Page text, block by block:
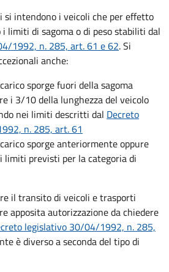
si intendono i veicoli che per effetto
limiti di sagoma o di peso stabiliti dal
1992, n. 285, art. 61 e 62. Si
anche:
sporge fuori della sagoma
i 3/10 della lunghezza del veicolo
nei limiti descritti dal Decreto
n. 285, art. 61
sporge anteriormente oppure
previsti per la categoria di
il transito di veicoli e trasporti
apposita autorizzazione da chiedere
legislativo 30/04/1992, n. 285,
è diverso a seconda del tipo di